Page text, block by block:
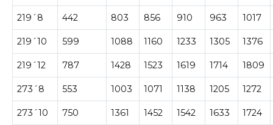
219´8 442 803 856 910 963 1017
219´10 599 1088 1160 1233 1305 1376
219´12 787 1428 1523 1619 1714 1809
273´8 553 1003 1071 1138 1205 1272
273´10 750 1361 1452 1542 1633 1724